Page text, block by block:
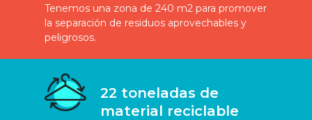
Tenemos una zona de 240 m2 para promover
la separación de residuos aprovechables y
peligrosos.
22 toneladas de
material reciclable